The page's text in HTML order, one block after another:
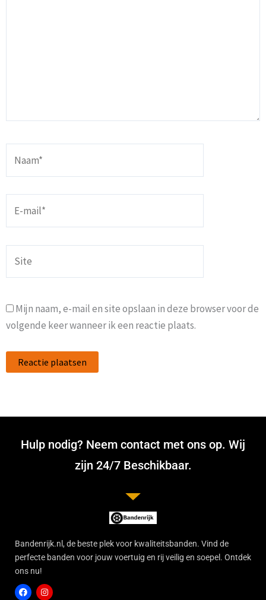
mail*
Mijn naam, e-mail en site opslaan in deze browser voor de
volgende keer wanneer ik een reactie plaats.
Hulp nodig? Neem contact met ons op. Wij
zijn 24/7 Beschikbaar.
Bandenrijk.nl, de beste plek voor kwaliteitsbanden. Vind de
perfecte banden voor jouw voertuig en rij veilig en soepel. Ontdek
ons nu!